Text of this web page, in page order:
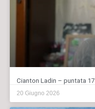
Cianton Ladin – puntata 17
20 Giugno 2026